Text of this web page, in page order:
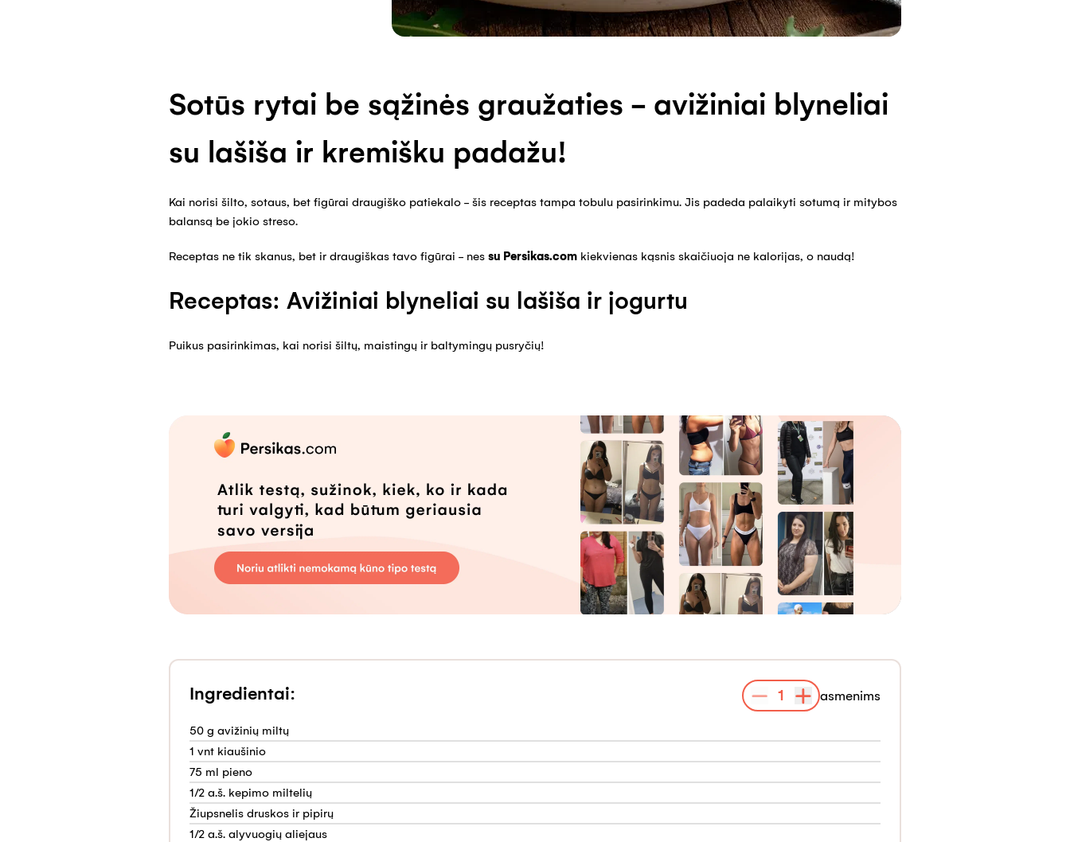
Sotūs rytai be sąžinės graužaties - avižiniai blyneliai
su lašiša ir kremišku padažu!
Kai norisi šilto, sotaus, bet figūrai draugiško patiekalo - šis receptas tampa tobulu pasirinkimu. Jis padeda palaikyti sotumą ir mitybos
balansą be jokio streso.
Receptas ne tik skanus, bet ir draugiškas tavo figūrai - nes su Persikas.com kiekvienas kąsnis skaičiuoja ne kalorijas, o naudą!
Receptas: Avižiniai blyneliai su lašiša ir jogurtu
Puikus pasirinkimas, kai norisi šiltų, maistingų ir baltymingų pusryčių!
Ingredientai: 1 asmenims
50 g avižinių miltų
1 vnt kiaušinio
75 ml pieno
1/2 a.š. kepimo miltelių
Žiupsnelis druskos ir pipirų
1/2 a.š. alyvuogių aliejaus